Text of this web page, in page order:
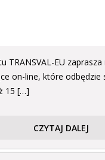
TRANSVAL-EU
on-line, które odbędzie
15 […]
CZYTAJ DALEJ